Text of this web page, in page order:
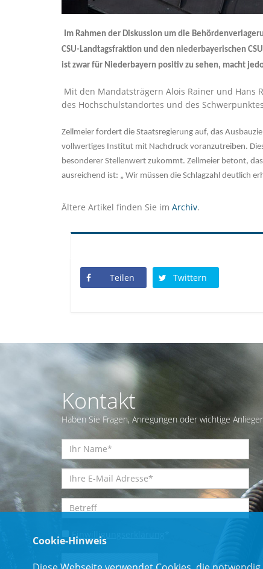
Im Rahmen der Diskussion um die
CSU-Landtagsfraktion und den niederbayerischen
ist zwar für Niederbayern positiv zu sehen, macht
Mit den Mandatsträgern Alois Rainer und Hans
des Hochschulstandortes und des
Zellmeier fordert die Staatsregierung auf, das
vollwertiges Institut mit Nachdruck voranzutreiben.
besonderer Stellenwert zukommt. Zellmeier betont,
ausreichend ist: „ Wir müssen die Schlagzahl deutlich
Ältere Artikel finden Sie im Archiv.
Teilen Twittern
Kontakt
Haben Sie Fragen, Anregungen oder wichtige
Einwilligungserklärung
Cookie-Hinweis